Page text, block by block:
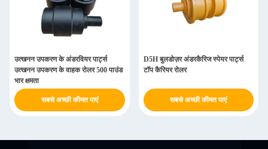
उत्खनन उपकरण के अंडरवियर पार्ट्स
उत्खनन उपकरण के वाहक रोलर 500 पाउंड
भार क्षमता
सबसे अच्छी कीमत पाएं
D5H बुलडोज़र अंडरकैरिज स्पेयर पार्ट्स
टॉप कैरियर रोलर
सबसे अच्छी कीमत पाएं